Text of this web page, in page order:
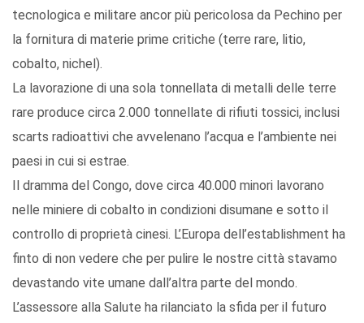
tecnologica e militare ancor più pericolosa da Pechino per
la fornitura di materie prime critiche (terre rare, litio,
cobalto, nichel).
La lavorazione di una sola tonnellata di metalli delle terre
rare produce circa 2.000 tonnellate di rifiuti tossici, inclusi
scarts radioattivi che avvelenano l’acqua e l’ambiente nei
paesi in cui si estrae.
Il dramma del Congo, dove circa 40.000 minori lavorano
nelle miniere di cobalto in condizioni disumane e sotto il
controllo di proprietà cinesi. L’Europa dell’establishment ha
finto di non vedere che per pulire le nostre città stavamo
devastando vite umane dall’altra parte del mondo.
L’assessore alla Salute ha rilanciato la sfida per il futuro